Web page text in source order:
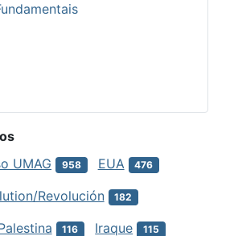
UMAG
958 EUA 476
Revolución 182
116 Iraque 115